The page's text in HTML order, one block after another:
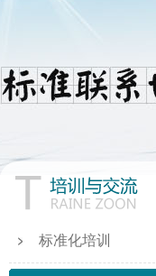
标准化培训